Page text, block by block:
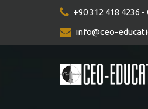
+90 312 418 4236
info@ceo-